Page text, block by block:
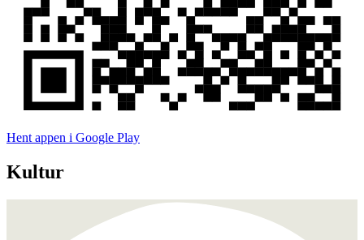
Hent appen i Google Play
Kultur